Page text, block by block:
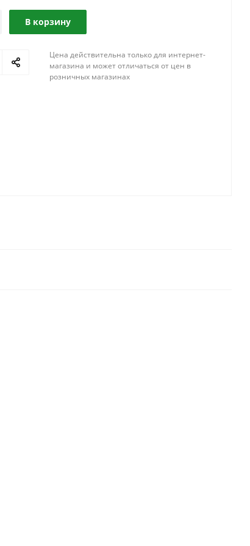
В корзину
Цена действительна только для интернет-
магазина и может отличаться от цен в
розничных магазинах